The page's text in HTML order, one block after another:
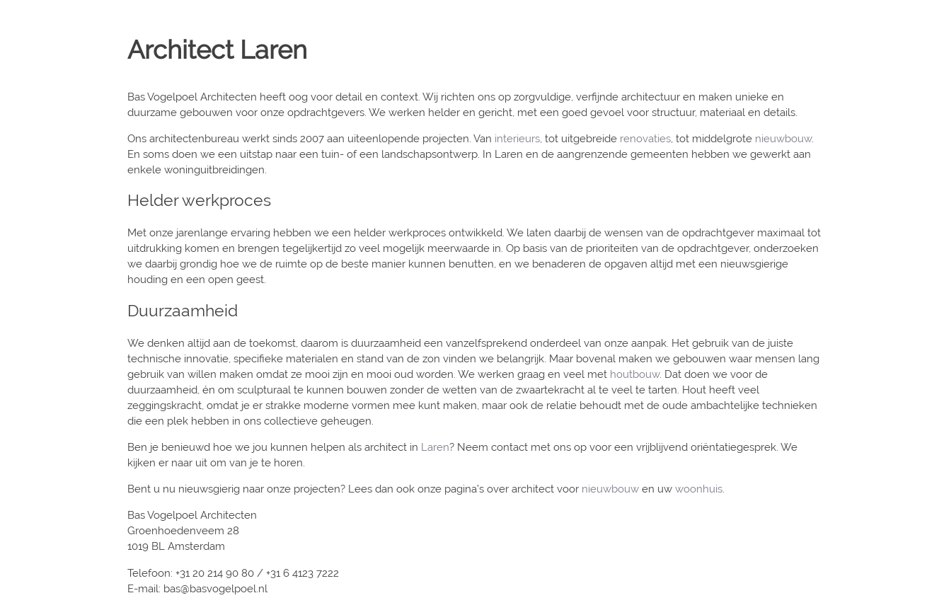
Architect Laren
Bas Vogelpoel Architecten heeft oog voor detail en context. Wij richten ons op zorgvuldige, verfijnde architectuur en maken unieke en
duurzame gebouwen voor onze opdrachtgevers. We werken helder en gericht, met een goed gevoel voor structuur, materiaal en details.
Ons architectenbureau werkt sinds 2007 aan uiteenlopende projecten. Van interieurs, tot uitgebreide renovaties, tot middelgrote nieuwbouw.
En soms doen we een uitstap naar een tuin- of een landschapsontwerp. In Laren en de aangrenzende gemeenten hebben we gewerkt aan
enkele woninguitbreidingen.
Helder werkproces
Met onze jarenlange ervaring hebben we een helder werkproces ontwikkeld. We laten daarbij de wensen van de opdrachtgever maximaal tot
uitdrukking komen en brengen tegelijkertijd zo veel mogelijk meerwaarde in. Op basis van de prioriteiten van de opdrachtgever, onderzoeken
we daarbij grondig hoe we de ruimte op de beste manier kunnen benutten, en we benaderen de opgaven altijd met een nieuwsgierige
houding en een open geest.
Duurzaamheid
We denken altijd aan de toekomst, daarom is duurzaamheid een vanzelfsprekend onderdeel van onze aanpak. Het gebruik van de juiste
technische innovatie, specifieke materialen en stand van de zon vinden we belangrijk. Maar bovenal maken we gebouwen waar mensen lang
gebruik van willen maken omdat ze mooi zijn en mooi oud worden. We werken graag en veel met houtbouw. Dat doen we voor de
duurzaamheid, én om sculpturaal te kunnen bouwen zonder de wetten van de zwaartekracht al te veel te tarten. Hout heeft veel
zeggingskracht, omdat je er strakke moderne vormen mee kunt maken, maar ook de relatie behoudt met de oude ambachtelijke technieken
die een plek hebben in ons collectieve geheugen.
Ben je benieuwd hoe we jou kunnen helpen als architect in Laren? Neem contact met ons op voor een vrijblijvend oriëntatiegesprek. We
kijken er naar uit om van je te horen.
Bent u nu nieuwsgierig naar onze projecten? Lees dan ook onze pagina’s over architect voor nieuwbouw en uw woonhuis.
Bas Vogelpoel Architecten
Groenhoedenveem 28
1019 BL Amsterdam
Telefoon: +31 20 214 90 80 / +31 6 4123 7222
E-mail: bas@basvogelpoel.nl